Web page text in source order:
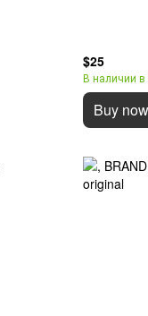
$25
В наличии в
Buy now